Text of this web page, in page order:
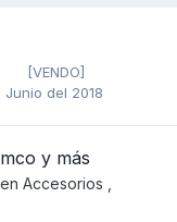
[VENDO]
Junio del 2018
y más
Accesorios ,